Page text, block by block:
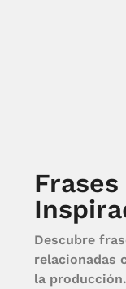
Descubre
relacionadas
la